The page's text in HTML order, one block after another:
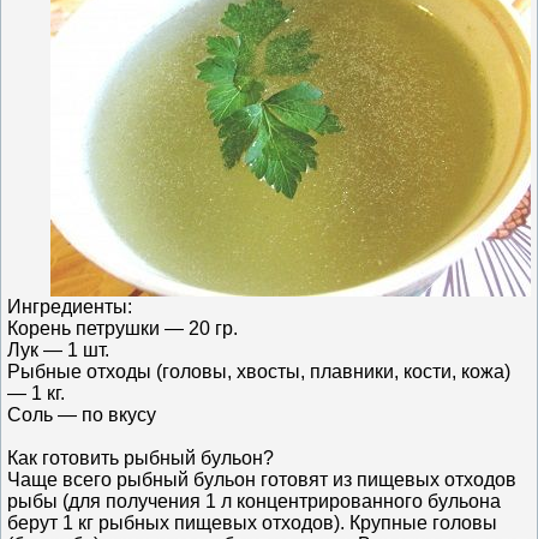
Ингредиенты:
Корень петрушки — 20 гр.
Лук — 1 шт.
Рыбные отходы (головы, хвосты, плавники, кости, кожа)
— 1 кг.
Соль — по вкусу
Как готовить рыбный бульон?
Чаще всего рыбный бульон готовят из пищевых отходов
рыбы (для получения 1 л концентрированного бульона
берут 1 кг рыбных пищевых отходов). Крупные головы